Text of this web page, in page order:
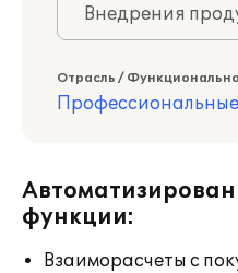
Внедрения
Отрасль /
Профессиональные
функции:
Взаиморасчеты с